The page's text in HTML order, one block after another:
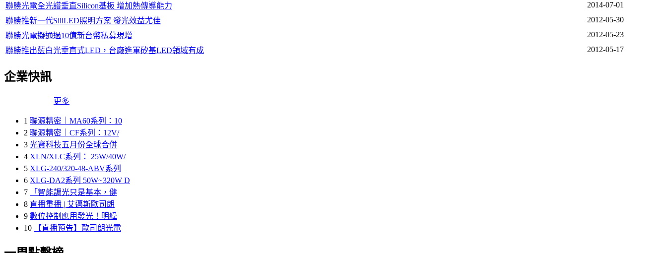
聯勝光電全光譜垂直Silicon基板 增加熱傳導能力
2014-07-01
聯勝推新一代SiliLED照明方案 發光效益尤佳
2012-05-30
聯勝光電擬通過10億新台幣私募現增
2012-05-23
聯勝推出藍白光垂直式LED，台廠進軍矽基LED領域有成
2012-05-17
企業快訊
更多
1 聯源精密｜MA60系列：10
2 聯源精密｜CF系列：12V/
3 光寶科技五月份全球合併
4 XLN/XLC系列： 25W/40W/
5 XLG-240/320-48-ABV系列
6 XLG-DA2系列 50W~320W D
7
「智能調光只是基本，健
8 直播重播 | 艾邁斯歐司朗
9 數位控制應用發光！明緯
10
【直播預告】歐司朗光電